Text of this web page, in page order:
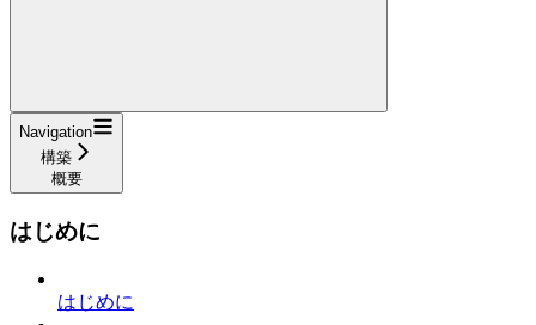
Navigation
構築
概要
はじめに
はじめに